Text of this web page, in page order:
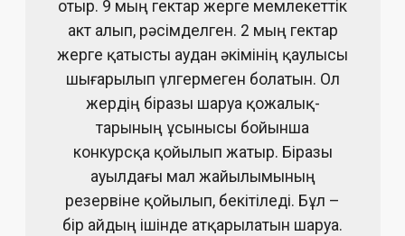
отыр. 9 мың гектар жерге мемлекеттік
акт алып, рәсімделген. 2 мың гектар
жерге қатысты аудан әкімінің қаулысы
шығарылып үлгермеген болатын. Ол
жердің біразы шаруа қожа­лық­
тарының ұсынысы бойынша
конкурсқа қойылып жатыр. Біразы
ауылдағы мал жайылымының
резервіне қойылып, бекітіледі. Бұл –
бір айдың ішінде атқа­рылатын шаруа.